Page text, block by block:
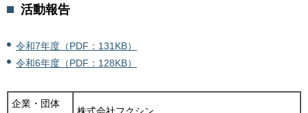
活動報告
令和7年度（PDF：131KB）
令和6年度（PDF：128KB）
企業・団体
株式会社フクシン